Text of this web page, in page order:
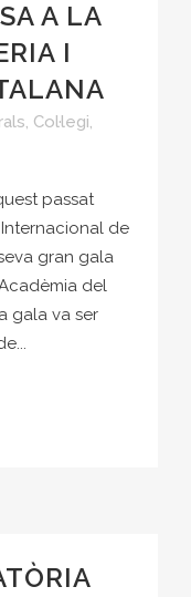
A LA
I
, Col·legi,
passat
de
gran gala
del
gala va ser